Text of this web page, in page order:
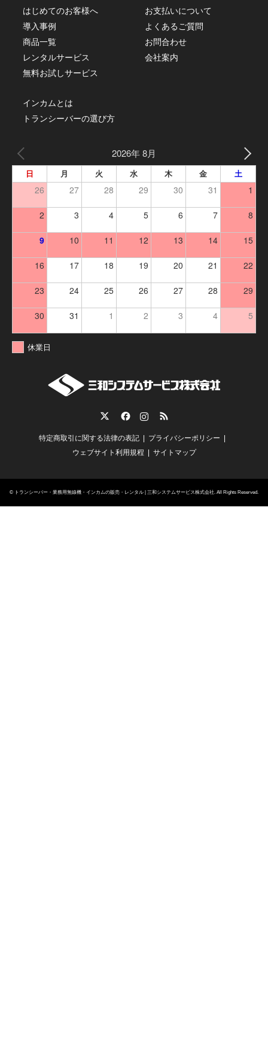
はじめてのお客様へ
導入事例
商品一覧
レンタルサービス
無料お試しサービス
お支払いについて
よくあるご質問
お問合わせ
会社案内
インカムとは
トランシーバーの選び方
2026年 8月
日 月 火 水 木 金 土
26 27 28 29 30 31 1
2 3 4 5 6 7 8
9 10 11 12 13 14 15
16 17 18 19 20 21 22
23 24 25 26 27 28 29
30 31 1 2 3 4 5
休業日
RSS
特定商取引に関する法律の表記
プライバシーポリシー
ウェブサイト利用規程
サイトマップ
© トランシーバー・業務用無線機・インカムの販売・レンタル | 三和システムサービス株式会社. All Rights Reserved.